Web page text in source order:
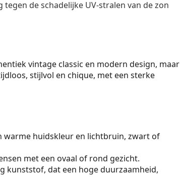
de schadelijke UV-stralen van de zon
vintage classic en modern design, maar
stijlvol en chique, met een sterke
huidskleur en lichtbruin, zwart of
met een ovaal of rond gezicht.
kunststof, dat een hoge duurzaamheid,